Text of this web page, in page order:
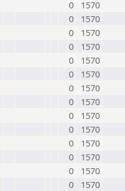
0
1570
0
1570
0
1570
0
1570
0
1570
0
1570
0
1570
0
1570
0
1570
0
1570
0
1570
0
1570
0
1570
0
1570